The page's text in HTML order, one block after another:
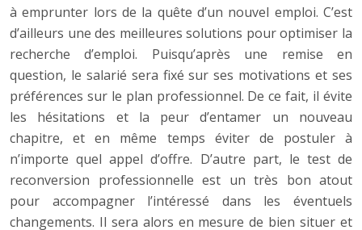
à emprunter lors de la quête d’un nouvel emploi. C’est
d’ailleurs une des meilleures solutions pour optimiser la
recherche d’emploi. Puisqu’après une remise en
question, le salarié sera fixé sur ses motivations et ses
préférences sur le plan professionnel. De ce fait, il évite
les hésitations et la peur d’entamer un nouveau
chapitre, et en même temps éviter de postuler à
n’importe quel appel d’offre. D’autre part, le test de
reconversion professionnelle est un très bon atout
pour accompagner l’intéressé dans les éventuels
changements. Il sera alors en mesure de bien situer et